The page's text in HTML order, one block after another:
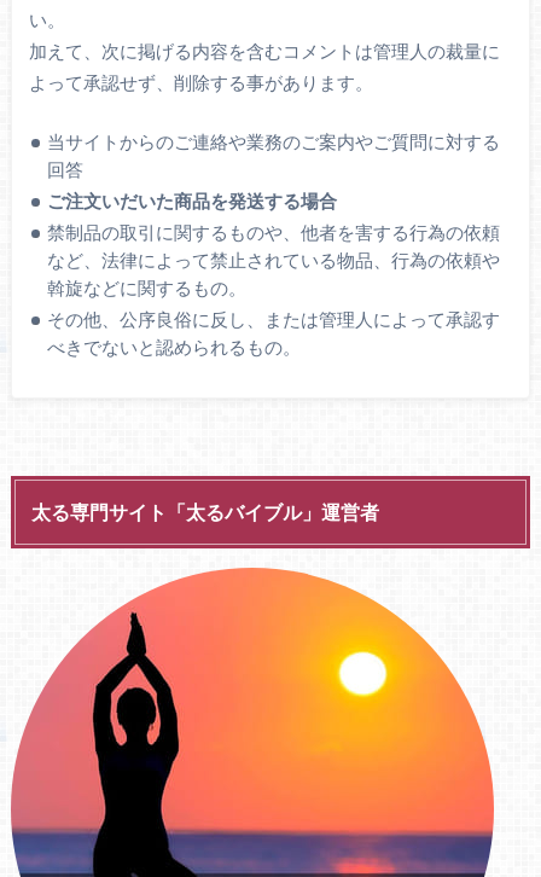
い。
加えて、次に掲げる内容を含むコメントは管理人の裁量に
よって承認せず、削除する事があります。
当サイトからのご連絡や業務のご案内やご質問に対する
回答
ご注文いだいた商品を発送する場合
禁制品の取引に関するものや、他者を害する行為の依頼
など、法律によって禁止されている物品、行為の依頼や
斡旋などに関するもの。
その他、公序良俗に反し、または管理人によって承認す
べきでないと認められるもの。
太る専門サイト「太るバイブル」運営者